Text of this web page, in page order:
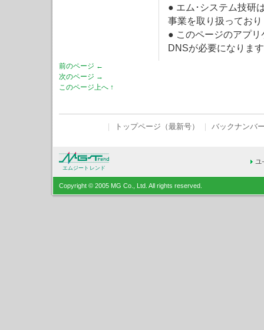
● エム･システム技研
事業を取り扱ってお
● このページのアプ
DNSが必要になりま
前のページ ←
次のページ →
このページ上へ ↑
トップページ（最新号） バックナンバ
エムジートレンド
Copyright © 2005 MG Co., Ltd. All rights reserved.